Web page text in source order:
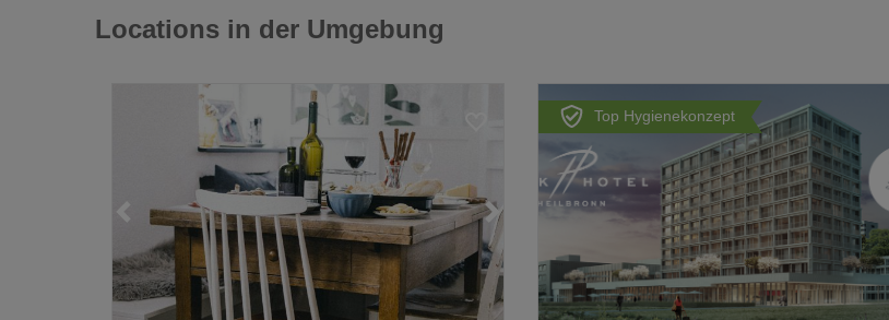
Locations in der Umgebung
Loading... Loading...
Top Hygienekonzept
Loading...Loading...